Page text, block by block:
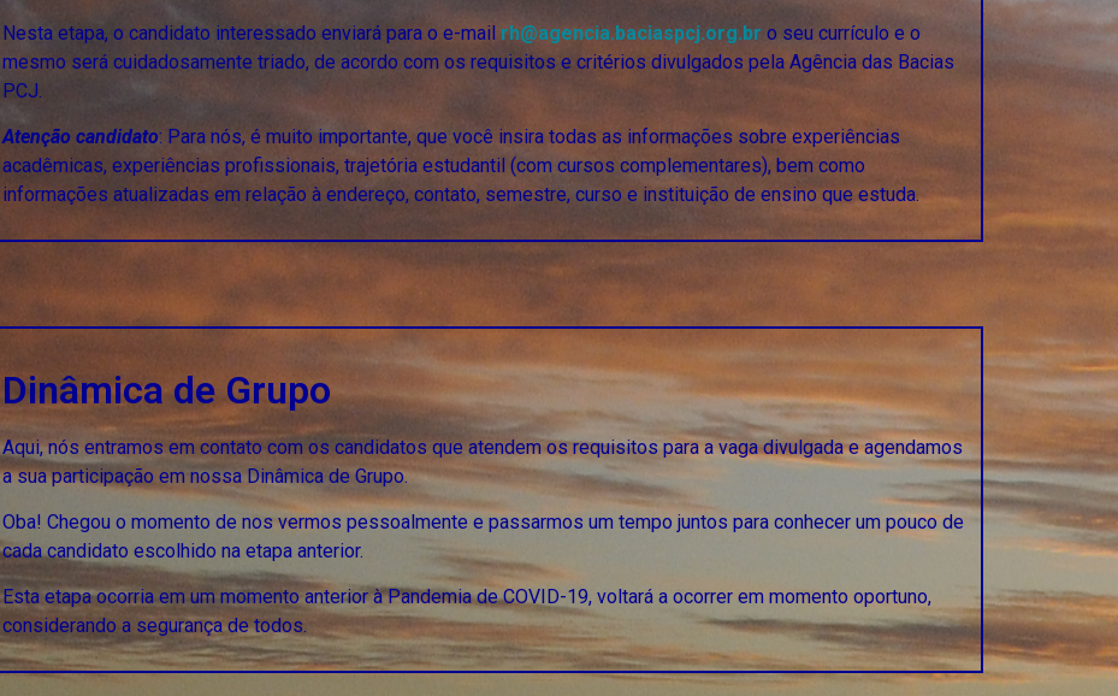
Nesta etapa, o candidato interessado enviará para o e-mail rh@agencia.baciaspcj.org.br o seu currículo e o
mesmo será cuidadosamente triado, de acordo com os requisitos e critérios divulgados pela Agência das Bacias
PCJ.
Atenção candidato: Para nós, é muito importante, que você insira todas as informações sobre experiências
acadêmicas, experiências profissionais, trajetória estudantil (com cursos complementares), bem como
informações atualizadas em relação à endereço, contato, semestre, curso e instituição de ensino que estuda.
Dinâmica de Grupo
Aqui, nós entramos em contato com os candidatos que atendem os requisitos para a vaga divulgada e agendamos
a sua participação em nossa Dinâmica de Grupo.
Oba! Chegou o momento de nos vermos pessoalmente e passarmos um tempo juntos para conhecer um pouco de
cada candidato escolhido na etapa anterior.
Esta etapa ocorria em um momento anterior à Pandemia de COVID-19, voltará a ocorrer em momento oportuno,
considerando a segurança de todos.